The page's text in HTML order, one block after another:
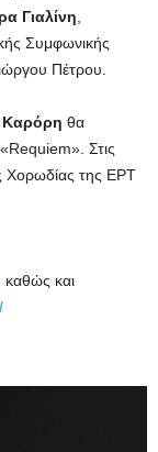
Γιαλίνη
Συμφωνικής
Πέτρου.
Καρόρη θα
Στις
Χορωδίας της ΕΡΤ
καθώς και